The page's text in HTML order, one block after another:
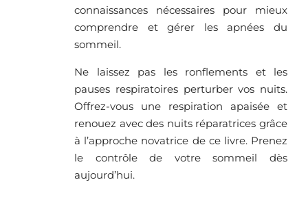
connaissances nécessaires pour mieux
comprendre et gérer les apnées du
sommeil.
Ne laissez pas les ronflements et les
pauses respiratoires perturber vos nuits.
Offrez-vous une respiration apaisée et
renouez avec des nuits réparatrices grâce
à l’approche novatrice de ce livre. Prenez
le contrôle de votre sommeil dès
aujourd’hui.